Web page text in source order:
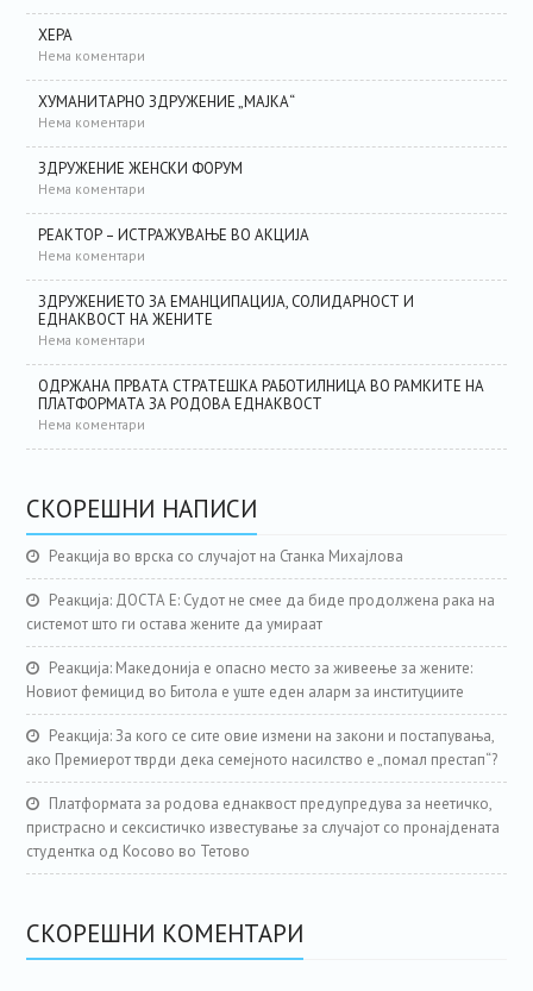
ХЕРА
Нема коментари
ХУМАНИТАРНО ЗДРУЖЕНИЕ „МАЈКА“
Нема коментари
ЗДРУЖЕНИЕ ЖЕНСКИ ФОРУМ
Нема коментари
РЕАКТОР – ИСТРАЖУВАЊЕ ВО АКЦИЈА
Нема коментари
ЗДРУЖЕНИЕТО ЗА ЕМАНЦИПАЦИЈА, СОЛИДАРНОСТ И
ЕДНАКВОСТ НА ЖЕНИТЕ
Нема коментари
ОДРЖАНА ПРВАТА СТРАТЕШКА РАБОТИЛНИЦА ВО РАМКИТЕ НА
ПЛАТФОРМАТА ЗА РОДОВА ЕДНАКВОСТ
Нема коментари
СКОРЕШНИ НАПИСИ
Реакција во врска со случајот на Станка Михајлова
Реакција: ДОСТА Е: Судот не смее да биде продолжена рака на
системот што ги остава жените да умираат
Реакција: Македонија е опасно место за живеење за жените:
Новиот фемицид во Битола е уште еден аларм за институциите
Реакција: За кого се сите овие измени на закони и постапувања,
ако Премиерот тврди дека семејното насилство е „помал престап“?
Платформата за родова еднаквост предупредува за неетичко,
пристрасно и сексистичко известување за случајот со пронајдената
студентка од Косово во Тетово
СКОРЕШНИ КОМЕНТАРИ